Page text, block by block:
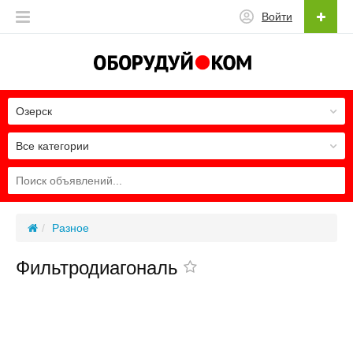
Войти
Все категории
Озерск
Разное
Фильтродиагональ